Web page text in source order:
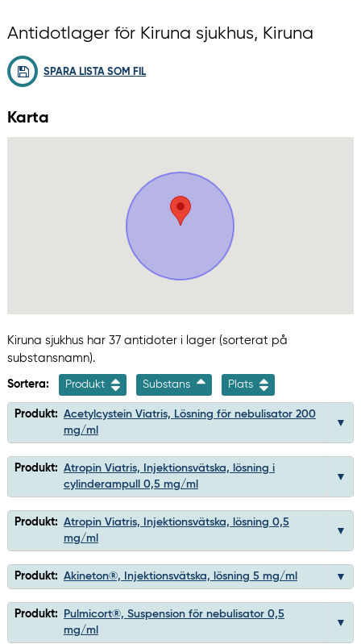
Antidotlager för Kiruna sjukhus, Kiruna
SPARA LISTA SOM FIL
Karta
Kiruna sjukhus har 37 antidoter i lager (sorterat på
substansnamn).
Sortera: Produkt Substans Plats
Produkt: Acetylcystein Viatris, Lösning för nebulisator 200
mg/ml
Produkt: Atropin Viatris, Injektionsvätska, lösning i
cylinderampull 0,5 mg/ml
Produkt: Atropin Viatris, Injektionsvätska, lösning 0,5
mg/ml
Produkt: Akineton®, Injektionsvätska, lösning 5 mg/ml
Produkt:
Pulmicort®, Suspension för nebulisator 0,5
mg/ml